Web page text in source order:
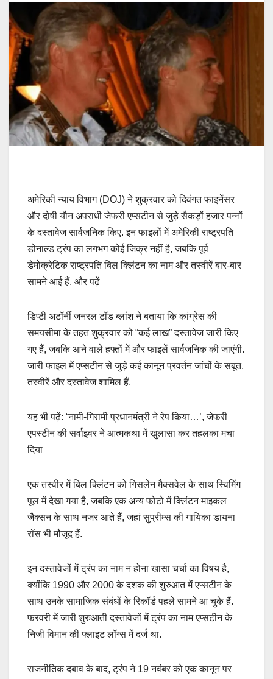
अमेरिकी न्याय विभाग (DOJ) ने शुक्रवार को दिवंगत फाइनेंसर
और दोषी यौन अपराधी जेफरी एप्सटीन से जुड़े सैकड़ों हजार पन्नों
के दस्तावेज सार्वजनिक किए. इन फाइलों में अमेरिकी राष्ट्रपति
डोनाल्ड ट्रंप का लगभग कोई जिक्र नहीं है, जबकि पूर्व
डेमोक्रेटिक राष्ट्रपति बिल क्लिंटन का नाम और तस्वीरें बार-बार
सामने आई हैं. और पढ़ें
डिप्टी अटॉर्नी जनरल टॉड ब्लांश ने बताया कि कांग्रेस की
समयसीमा के तहत शुक्रवार को “कई लाख” दस्तावेज जारी किए
गए हैं, जबकि आने वाले हफ्तों में और फाइलें सार्वजनिक की जाएंगी.
जारी फाइल में एप्सटीन से जुड़े कई कानून प्रवर्तन जांचों के सबूत,
तस्वीरें और दस्तावेज शामिल हैं.
यह भी पढ़ें: ‘नामी-गिरामी प्रधानमंत्री ने रेप किया…’, जेफरी
एपस्टीन की सर्वाइवर ने आत्मकथा में खुलासा कर तहलका मचा
दिया
एक तस्वीर में बिल क्लिंटन को गिसलेन मैक्सवेल के साथ स्विमिंग
पूल में देखा गया है, जबकि एक अन्य फोटो में क्लिंटन माइकल
जैक्सन के साथ नजर आते हैं, जहां सुप्रीम्स की गायिका डायना
रॉस भी मौजूद हैं.
इन दस्तावेजों में ट्रंप का नाम न होना खासा चर्चा का विषय है,
क्योंकि 1990 और 2000 के दशक की शुरुआत में एप्सटीन के
साथ उनके सामाजिक संबंधों के रिकॉर्ड पहले सामने आ चुके हैं.
फरवरी में जारी शुरुआती दस्तावेजों में ट्रंप का नाम एप्सटीन के
निजी विमान की फ्लाइट लॉग्स में दर्ज था.
राजनीतिक दबाव के बाद, ट्रंप ने 19 नवंबर को एक कानून पर